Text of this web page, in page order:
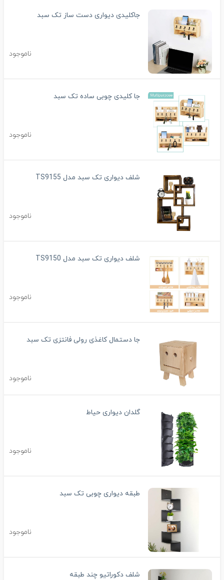
جاکلیدی دیواری دست ساز تک سبد
ناموجود
جا کلیدی چوبی ساده تک سبد
ناموجود
شلف دیواری تک سبد مدل TS9155
ناموجود
شلف دیواری تک سبد مدل TS9150
ناموجود
جا دستمال کاغذی رولی فانتزی تک سبد
ناموجود
گلدان دیواری حیاط
ناموجود
طبقه دیواری چوبی تک سبد
ناموجود
شلف دکوراتیو چند طبقه